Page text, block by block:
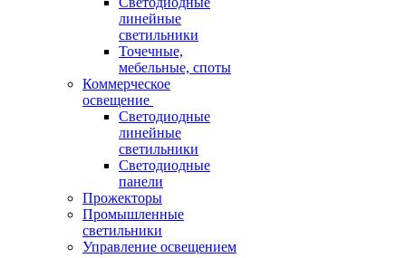
линейные
светильники
Точечные,
мебельные, споты
Коммерческое
освещение
Светодиодные
линейные
светильники
Светодиодные
панели
Прожекторы
Промышленные
светильники
Управление освещением